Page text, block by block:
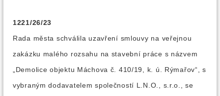
1221/26/23
Rada města schválila uzavření smlouvy na veřejnou
zakázku malého rozsahu na stavební práce s názvem
„Demolice objektu Máchova č. 410/19, k. ú. Rýmařov“, s
vybraným dodavatelem společností L.N.O., s.r.o., se